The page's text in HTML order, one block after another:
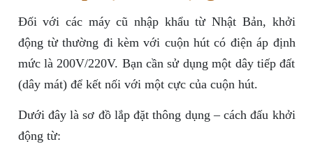
Đối với các máy cũ nhập khẩu từ Nhật Bản, khởi
động từ thường đi kèm với cuộn hút có điện áp định
mức là 200V/220V. Bạn cần sử dụng một dây tiếp đất
(dây mát) để kết nối với một cực của cuộn hút.
Dưới đây là sơ đồ lắp đặt thông dụng – cách đấu khởi
động từ: